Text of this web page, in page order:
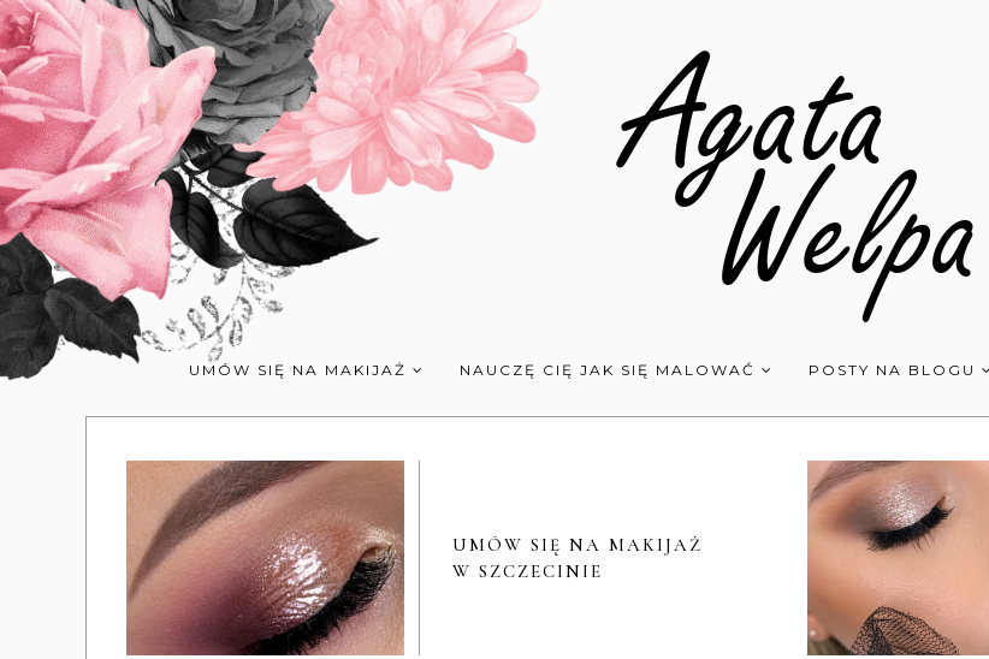
UMÓW SIĘ NA MAKIJAŻ NAUCZĘ CIĘ JAK SIĘ MALOWAĆ POSTY NA BLOGU
UMÓW SIĘ NA MAKIJAŻ
W SZCZECINIE